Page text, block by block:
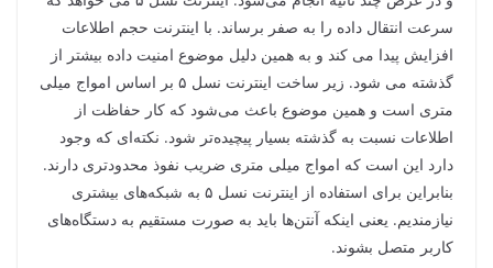
سرعت انتقال داده را به صفر برساند. با اینترنت حجم اطلاعات
افزایش پیدا می کند و به همین دلیل موضوع امنیت داده بیشتر از
گذشته می شود. زیر ساخت اینترنت نسل ۵ بر اساس امواج میلی
متری است و همین موضوع باعث می‌شود که کار حفاظت از
اطلاعات نسبت به گذشته بسیار پیچیده‌تر شود. نکته‌ای که وجود
دارد این است که امواج میلی متری ضریب نفوذ محدودتری دارند.
بنابراین برای استفاده از اینترنت نسل ۵ به شبکه‌های بیشتری
نیازمندیم. یعنی اینکه آنتن‌ها باید به صورت مستقیم به دستگاه‌های
کاربر متصل بشوند.